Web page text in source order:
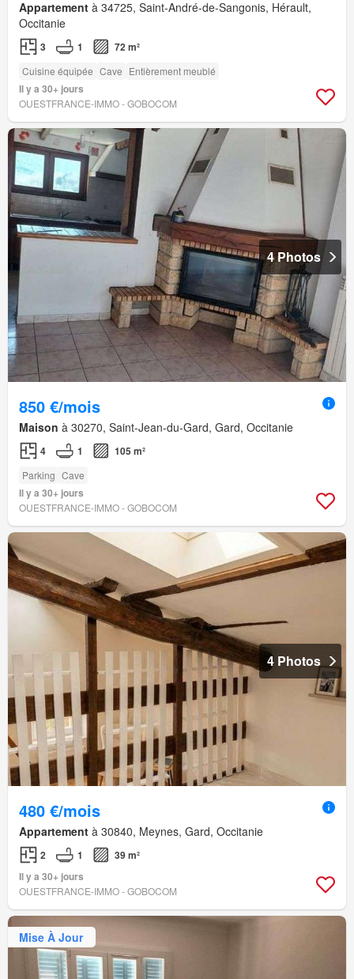
Appartement à 34725, Saint-André-de-Sangonis, Hérault,
Occitanie
3 1 72 m²
Cuisine équipée Cave Entièrement meublé
Il y a 30+ jours
OUESTFRANCE-IMMO - GOBOCOM
4 Photos
850 €/mois
Maison à 30270, Saint-Jean-du-Gard, Gard, Occitanie
4 1 105 m²
Parking Cave
Il y a 30+ jours
OUESTFRANCE-IMMO - GOBOCOM
4 Photos
480 €/mois
Appartement à 30840, Meynes, Gard, Occitanie
2 1
39 m²
Il y a 30+ jours
OUESTFRANCE-IMMO - GOBOCOM
Mise À Jour